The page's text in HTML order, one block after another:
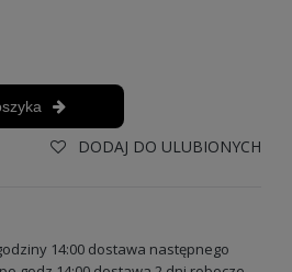
DODAJ DO ULUBIONYCH
14:00 dostawa następnego